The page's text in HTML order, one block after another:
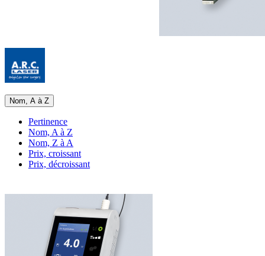
Nom, A à Z
Pertinence
Nom, A à Z
Nom, Z à A
Prix, croissant
Prix, décroissant